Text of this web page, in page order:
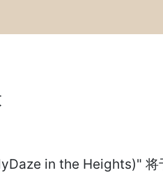
in the Heights)"